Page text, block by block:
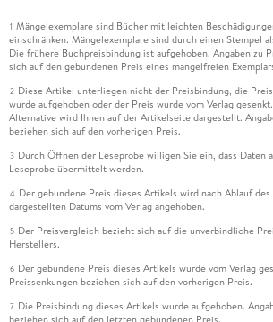
1 Mängelexemplare sind Bücher mit leichten
einschränken. Mängelexemplare sind durch einen Stempel
Die frühere Buchpreisbindung ist aufgehoben. Angaben zu
sich auf den gebundenen Preis eines mangelfreien
2 Diese Artikel unterliegen nicht der Preisbindung, die
wurde aufgehoben oder der Preis wurde vom Verlag
Alternative wird Ihnen auf der Artikelseite dargestellt.
beziehen sich auf den vorherigen Preis.
3 Durch Öffnen der Leseprobe willigen Sie ein, dass Daten
Leseprobe übermittelt werden.
4 Der gebundene Preis dieses Artikels wird nach Ablauf
dargestellten Datums vom Verlag angehoben.
5 Der Preisvergleich bezieht sich auf die unverbindliche
Herstellers.
6 Der gebundene Preis dieses Artikels wurde vom Verlag
Preissenkungen beziehen sich auf den vorherigen Preis.
7 Die Preisbindung dieses Artikels wurde aufgehoben.
beziehen sich auf den letzten gebundenen Preis.